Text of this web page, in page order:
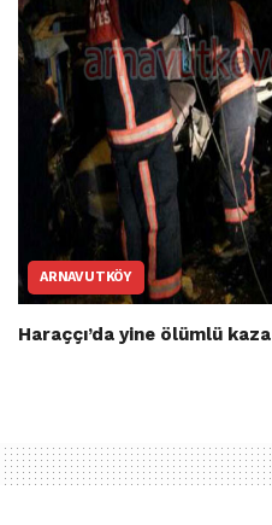
ARNAVUTKÖY
Haraççı’da yine ölümlü kaza